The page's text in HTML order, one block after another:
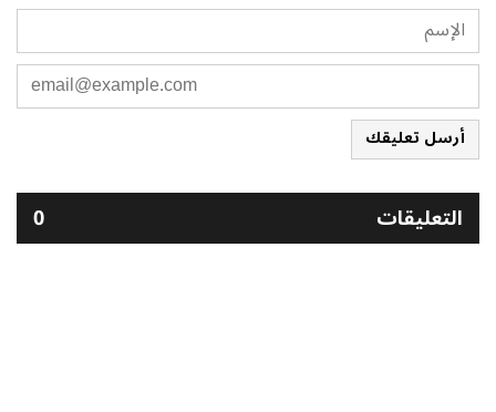
أرسل تعليقك
التعليقات 0